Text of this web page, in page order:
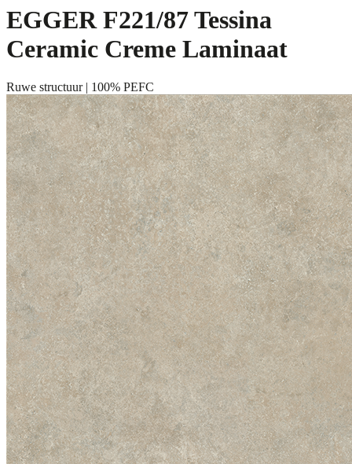
EGGER F221/87 Tessina
Ceramic Creme Laminaat
Ruwe structuur | 100% PEFC